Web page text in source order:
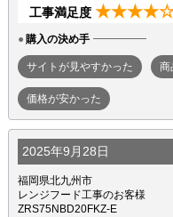
工事満足度
購入の決め手
サイトが見やすかった 商
価格が安かった
2025年9月28日
福岡県北九州市
レンジフード工事のお客様
ZRS75NBD20FKZ-E